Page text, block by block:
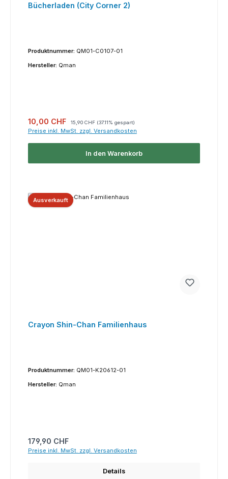
Bücherladen (City Corner 2)
Produktnummer: QM01-C0107-01
Hersteller: Qman
Verkaufspreis:
10,00 CHF Regulärer Preis:
15,90 CHF (37.11% gespart)
Preise inkl. MwSt. zzgl. Versandkosten
In den Warenkorb
Ausverkauft
Crayon Shin-Chan Familienhaus
Produktnummer: QM01-K20612-01
Hersteller: Qman
Regulärer Preis:
179,90 CHF
Preise inkl. MwSt. zzgl. Versandkosten
Details